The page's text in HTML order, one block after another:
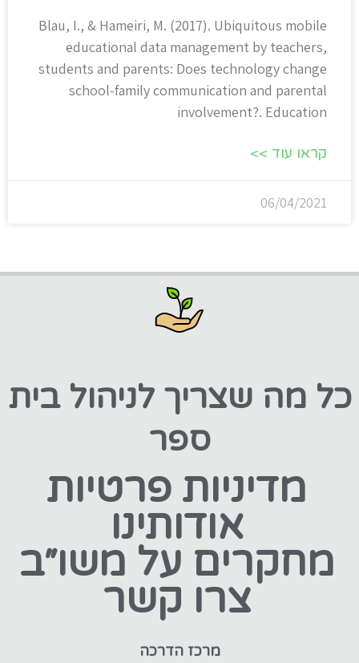
Blau, I., & Hameiri, M. (2017). Ubiquitous mobile
educational data management by teachers,
students and parents: Does technology change
school-family communication and parental
involvement?​. Education
קראו עוד >>
06/04/2021
כל מה שצריך לניהול בית
ספר
מדיניות פרטיות
אודותינו
מחקרים על משו״ב
צרו קשר
מרכז הדרכה